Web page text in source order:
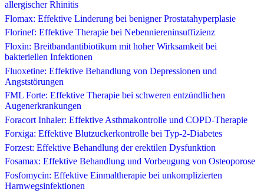
allergischer Rhinitis
Flomax: Effektive Linderung bei benigner Prostatahyperplasie
Florinef: Effektive Therapie bei Nebenniereninsuffizienz
Floxin: Breitbandantibiotikum mit hoher Wirksamkeit bei
bakteriellen Infektionen
Fluoxetine: Effektive Behandlung von Depressionen und
Angststörungen
FML Forte: Effektive Therapie bei schweren entzündlichen
Augenerkrankungen
Foracort Inhaler: Effektive Asthmakontrolle und COPD-Therapie
Forxiga: Effektive Blutzuckerkontrolle bei Typ-2-Diabetes
Forzest: Effektive Behandlung der erektilen Dysfunktion
Fosamax: Effektive Behandlung und Vorbeugung von Osteoporose
Fosfomycin: Effektive Einmaltherapie bei unkomplizierten
Harnwegsinfektionen